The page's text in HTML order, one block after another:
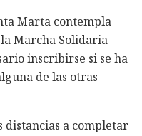
Marta contempla
Marcha Solidaria
inscribirse si se ha
de las otras
distancias a completar